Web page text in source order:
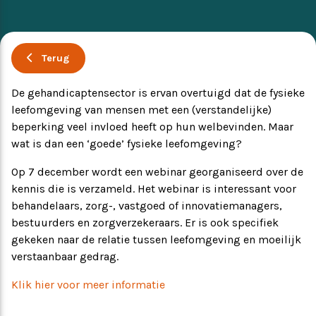
Producten
Toekomstvisie
EVB+ in beeld!
Partners
Terug
De gehandicaptensector is ervan overtuigd dat de fysieke
leefomgeving van mensen met een (verstandelijke)
beperking veel invloed heeft op hun welbevinden. Maar
wat is dan een ‘goede’ fysieke leefomgeving?
Op 7 december wordt een webinar georganiseerd over de
kennis die is verzameld. Het webinar is interessant voor
behandelaars, zorg-, vastgoed of innovatiemanagers,
bestuurders en zorgverzekeraars. Er is ook specifiek
gekeken naar de relatie tussen leefomgeving en moeilijk
verstaanbaar gedrag.
Klik hier voor meer informatie